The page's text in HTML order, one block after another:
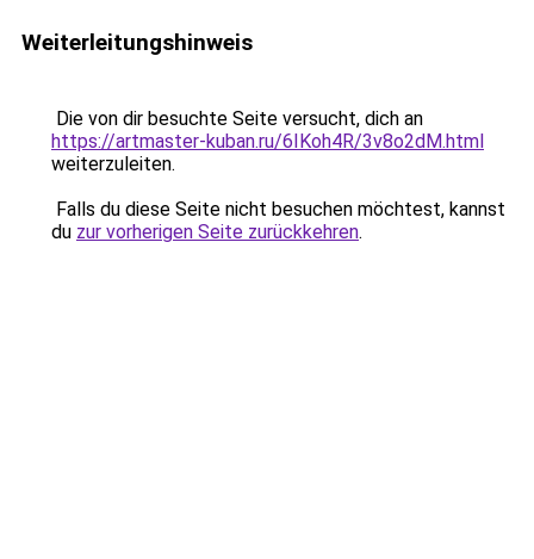
Weiterleitungshinweis
Die von dir besuchte Seite versucht, dich an
https://artmaster-kuban.ru/6IKoh4R/3v8o2dM.html
weiterzuleiten.
Falls du diese Seite nicht besuchen möchtest, kannst
du zur vorherigen Seite zurückkehren.